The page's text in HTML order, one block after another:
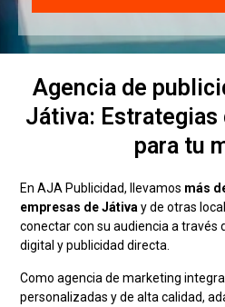
Agencia de
Játiva:
para tu
En AJA Publicidad, llevamos más
empresas de Játivay de otras
conectar con su audiencia a través
digital y publicidad directa.
Como agencia de marketing
personalizadas y de alta calidad,